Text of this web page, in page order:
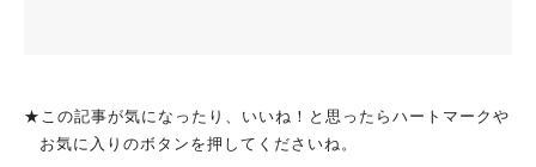
★この記事が気になったり、いいね！と思ったらハートマークや
お気に入りのボタンを押してくださいね。